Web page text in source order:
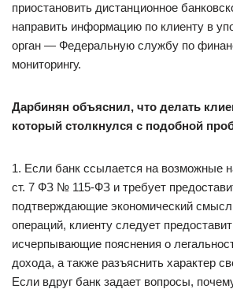
приостановить дистанционное
направить информацию по клиенту в
орган — Федеральную службу по
мониторингу.
Дарбинян объяснил, что делать
который столкнулся с подобной
1. Если банк ссылается на возможные
ст. 7 ФЗ № 115-ФЗ и требует
подтверждающие экономический смысл
операций, клиенту следует
исчерпывающие пояснения о
дохода, а также разъяснить характер
Если вдруг банк задает вопросы,